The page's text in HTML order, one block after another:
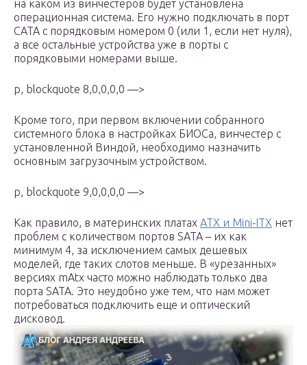
на каком из винчестеров будет установлена
операционная система. Его нужно подключать в порт
САТА с порядковым номером 0 (или 1, если нет нуля),
а все остальные устройства уже в порты с
порядковыми номерами выше.
p, blockquote 8,0,0,0,0 —>
Кроме того, при первом включении собранного
системного блока в настройках БИОСа, винчестер с
установленной Виндой, необходимо назначить
основным загрузочным устройством.
p, blockquote 9,0,0,0,0 —>
Как правило, в материнских платах ATX и Mini‐ITX нет
проблем с количеством портов SATA – их как
минимум 4, за исключением самых дешевых
моделей, где таких слотов меньше. В «урезанных»
версиях mAtx часто можно наблюдать только два
порта SATA. Это неудобно уже тем, что нам может
потребоваться подключить еще и оптический
дисковод.